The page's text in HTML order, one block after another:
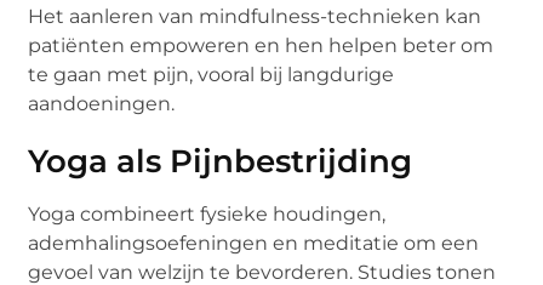
Het aanleren van mindfulness-technieken kan
patiënten empoweren en hen helpen beter om
te gaan met pijn, vooral bij langdurige
aandoeningen.
Yoga als Pijnbestrijding
Yoga combineert fysieke houdingen,
ademhalingsoefeningen en meditatie om een
gevoel van welzijn te bevorderen. Studies tonen